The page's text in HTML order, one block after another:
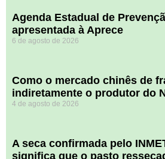
Agenda Estadual de
apresentada à Aprece
6 de agosto de 2026
​Como o mercado chinês de
indiretamente o produtor do
4 de agosto de 2026
A seca confirmada pelo
significa que o pasto